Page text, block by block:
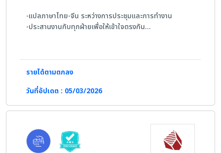
-แปลภาษาไทย-จีน ระหว่างการประชุมและการทำงาน
-ประสานงานกับทุกฝ่ายเพื่อให้เข้าใจตรงกัน
คุณสมบัติ:
-ไม่จำกัดเพศ
-อายุ 25 ปีขึ้นไป
-มีเอกสารถูกต้อง
รายได้ตามตกลง
วันที่อัปเดต : 05/03/2026